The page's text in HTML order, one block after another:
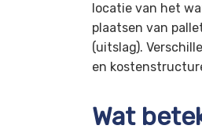
locatie van het
plaatsen van
(uitslag).
en
Wat